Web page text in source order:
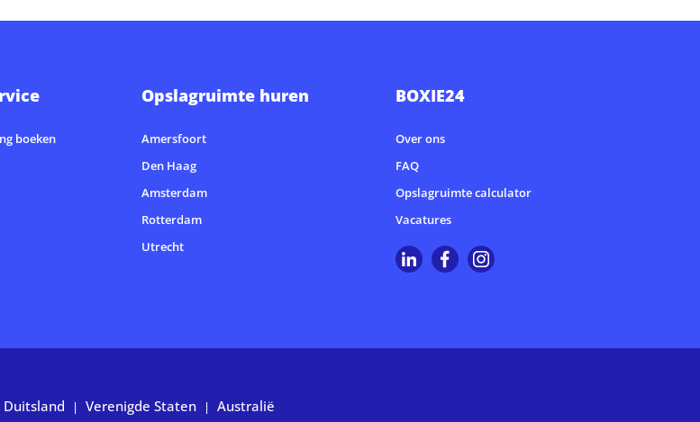
boeken
Opslagruimte huren
Amersfoort
Den Haag
Amsterdam
Rotterdam
Utrecht
BOXIE24
Over ons
FAQ
Opslagruimte calculator
Vacatures
Duitsland | Verenigde Staten |
Australië